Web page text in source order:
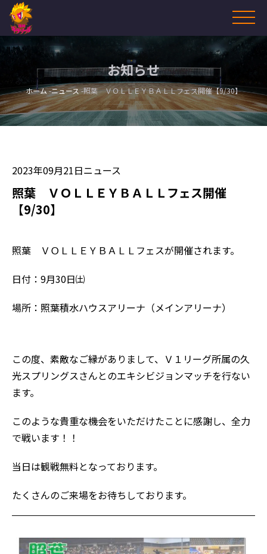
お知らせ
ホーム ニュース 照葉 ＶＯＬＬＥＹＢＡＬＬフェス開催【9/30】
2023年09月21日ニュース
照葉 ＶＯＬＬＥＹＢＡＬＬフェス開催
【9/30】
照葉 ＶＯＬＬＥＹＢＡＬＬフェスが開催されます。
日付：9月30日㈯
場所：照葉積水ハウスアリーナ（メインアリーナ）
この度、素敵なご縁がありまして、Ｖ１リーグ所属の久
光スプリングスさんとのエキシビジョンマッチを行ない
ます。
このような貴重な機会をいただけたことに感謝し、全力
で戦います！！
当日は観戦無料となっております。
たくさんのご来場をお待ちしております。